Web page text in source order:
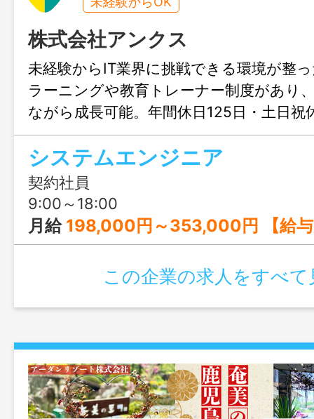
株式会社アンクス
未経験からIT業界に挑戦できる環境が整
ラーニングや教育トレーナー制度があり
ながら成長可能。年間休日125日・土日祝
く、服装自由や社内Barなど自由な社風も
開発やWebサービス営業に興味がある方
システムエンジニア
契約社員
9:00～18:00
月給 198,000円～353,000円 【給与の内訳】 基本給：180,000円～325,000円 住宅手当：
この企業の求人をすべて